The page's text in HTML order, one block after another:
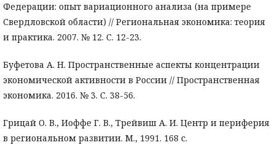
Федерации: опыт вариационного анализа (на примере
Свердловской области) // Региональная экономика: теория
и практика. 2007. № 12. С. 12-23.
Буфетова А. Н. Пространственные аспекты концентрации
экономической активности в России // Пространственная
экономика. 2016. № 3. С. 38-56.
Грицай О. В., Иоффе Г. В., Трейвиш А. И. Центр и периферия
в региональном развитии. М., 1991. 168 с.